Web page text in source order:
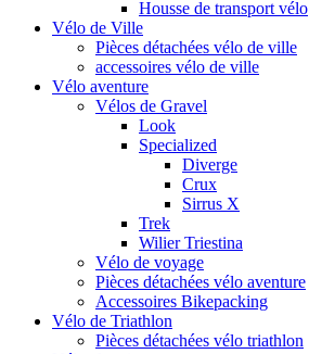
Housse de transport vélo
Vélo de Ville
Pièces détachées vélo de ville
accessoires vélo de ville
Vélo aventure
Vélos de Gravel
Look
Specialized
Diverge
Crux
Sirrus X
Trek
Wilier Triestina
Vélo de voyage
Pièces détachées vélo aventure
Accessoires Bikepacking
Vélo de Triathlon
Pièces détachées vélo triathlon